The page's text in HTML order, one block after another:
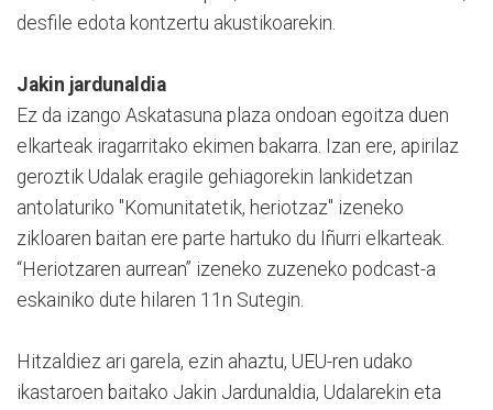
desfile edota kontzertu akustikoarekin.
Jakin jardunaldia
Ez da izango Askatasuna plaza ondoan egoitza duen
elkarteak iragarritako ekimen bakarra. Izan ere, apirilaz
geroztik Udalak eragile gehiagorekin lankidetzan
antolaturiko "Komunitatetik, heriotzaz" izeneko
zikloaren baitan ere parte hartuko du Iñurri elkarteak.
“Heriotzaren aurrean” izeneko zuzeneko podcast-a
eskainiko dute hilaren 11n Sutegin.
Hitzaldiez ari garela, ezin ahaztu, UEU-ren udako
ikastaroen baitako Jakin Jardunaldia, Udalarekin eta